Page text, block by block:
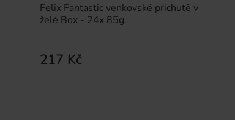
Felix Fantastic venkovské příchutě v
želé Box - 24x 85g
217 Kč